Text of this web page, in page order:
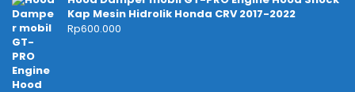
Kap Mesin Hidrolik Honda CRV 2017-2022
Rp600.000